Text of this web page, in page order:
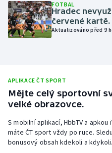
Plavání
Plážový volejbal
Short track
FOTBAL
Hradec
červené kartě.
Aktualizováno před 9
APLIKACE ČT SPORT
Mějte celý sportovní
velké obrazovce.
S mobilní aplikací, HbbTV a
máte ČT sport vždy po ruce.
bonusový obsah kdekoli a kdykoli.